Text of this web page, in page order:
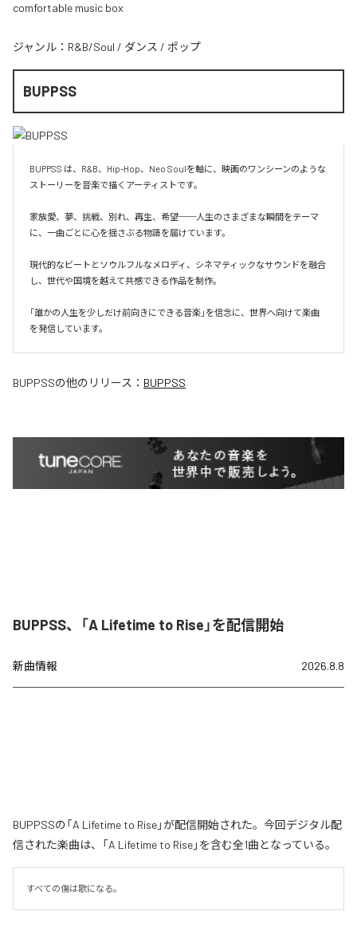
comfortable music box
ジャンル： R&B/Soul / ダンス / ポップ
BUPPSS
BUPPSS は、R&B、Hip-Hop、Neo Soulを軸に、映画のワンシーンのような
ストーリーを音楽で描くアーティストです。
家族愛、夢、挑戦、別れ、再生、希望──人生のさまざまな瞬間をテーマ
に、一曲ごとに心を揺さぶる物語を届けています。
現代的なビートとソウルフルなメロディ、シネマティックなサウンドを融合
し、世代や国境を越えて共感できる作品を制作。
「誰かの人生を少しだけ前向きにできる音楽」を信念に、世界へ向けて楽曲
を発信しています。
BUPPSSの他のリリース： BUPPSS
BUPPSS、「A Lifetime to Rise」を配信開始
新曲情報 2026.8.8
BUPPSSの「A Lifetime to Rise」が配信開始された。今回デジタル配
信された楽曲は、「A Lifetime to Rise」を含む全1曲となっている。
すべての傷は歌になる。